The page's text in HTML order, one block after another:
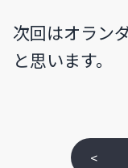
次回はオラン
と思います。
<